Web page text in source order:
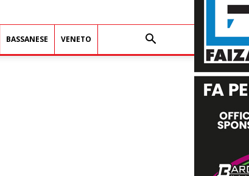
BASSANESE VENETO